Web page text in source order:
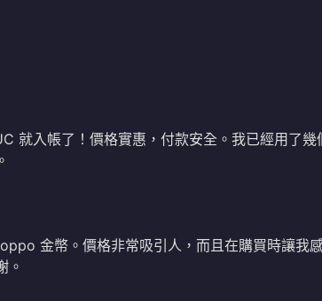
就入帳了！價格實惠，付款安全。我已經用了幾
金幣。價格非常吸引人，而且在購買時讓我
。